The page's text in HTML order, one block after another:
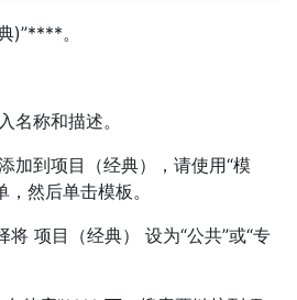
)”****。
名称和描述。
加到项目（经典），请使用“模
然后单击模板。
将 项目（经典） 设为“公共”或“专